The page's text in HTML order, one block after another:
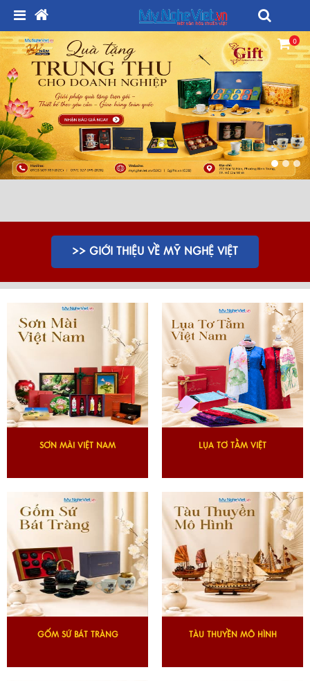
0
>> GIỚI THIỆU VỀ MỸ NGHỆ VIỆT
SƠN MÀI VIỆT NAM LỤA TƠ TẰM VIỆT
GỐM SỨ BÁT TRÀNG TÀU THUYỀN MÔ HÌNH